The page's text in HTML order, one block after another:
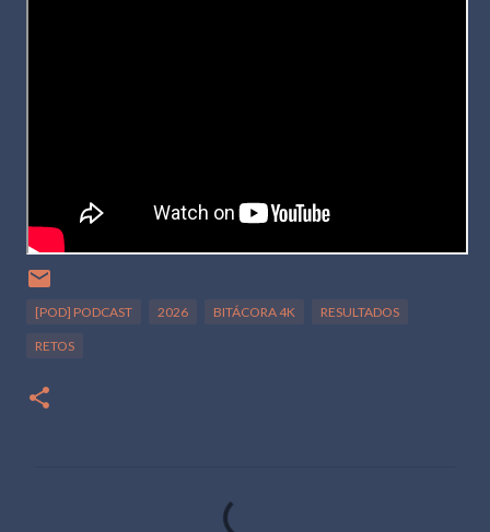
[POD] PODCAST 2026 BITÁCORA 4K RESULTADOS
RETOS